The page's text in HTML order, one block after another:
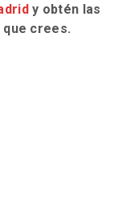
y obtén las
crees.